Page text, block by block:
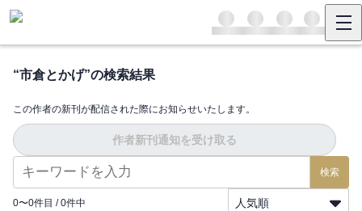
“市倉とかげ”の検索結果
この作者の新刊が配信された際にお知らせいたします。
作者新刊通知を受け取る
検索
0〜0件目 / 0件中 人気順